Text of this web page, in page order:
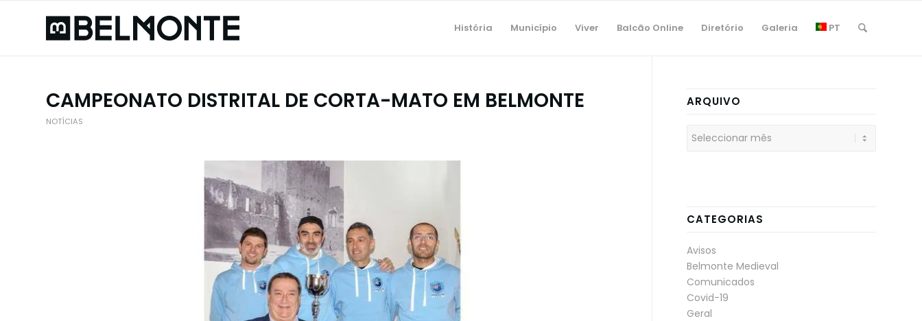
História Município Viver Balcão Online Diretório Galeria PT
CAMPEONATO DISTRITAL DE CORTA-MATO EM BELMONTE
NOTÍCIAS
ARQUIVO
CATEGORIAS
Avisos
Belmonte Medieval
Comunicados
Covid-19
Geral